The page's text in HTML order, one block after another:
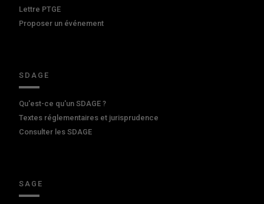
Lettre PTGE
Proposer un événement
SDAGE
Qu'est-ce qu'un SDAGE ?
Textes réglementaires et jurisprudence
Consulter les SDAGE
SAGE